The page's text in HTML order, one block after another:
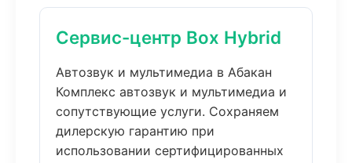
Сервис-центр Box Hybrid
Автозвук и мультимедиа в Абакан
Комплекс автозвук и мультимедиа и
сопутствующие услуги. Сохраняем
дилерскую гарантию при
использовании сертифицированных